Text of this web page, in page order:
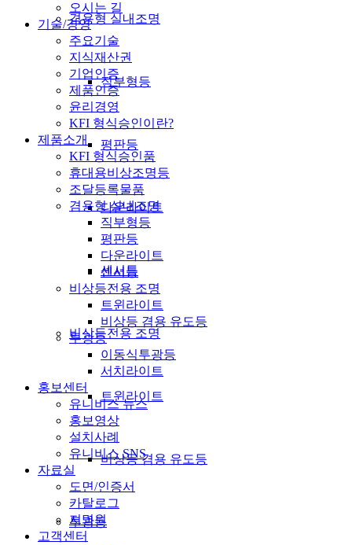
겸용형 실내조명
직부형등
평판등
다운라이트
센서등
비상등전용 조명
트윈라이트
비상등 겸용 유도등
투광등
오시는 길
기술/경영
주요기술
지식재산권
기업인증
제품인증
윤리경영
KFI 형식승인이란?
제품소개
KFI 형식승인품
휴대용비상조명등
조달등록물품
겸용형 실내조명
직부형등
평판등
다운라이트
센서등
비상등전용 조명
트윈라이트
비상등 겸용 유도등
투광등
이동식투광등
서치라이트
홍보센터
유니비스 뉴스
홍보영상
설치사례
유니비스 SNS
자료실
도면/인증서
카탈로그
지명원
고객센터